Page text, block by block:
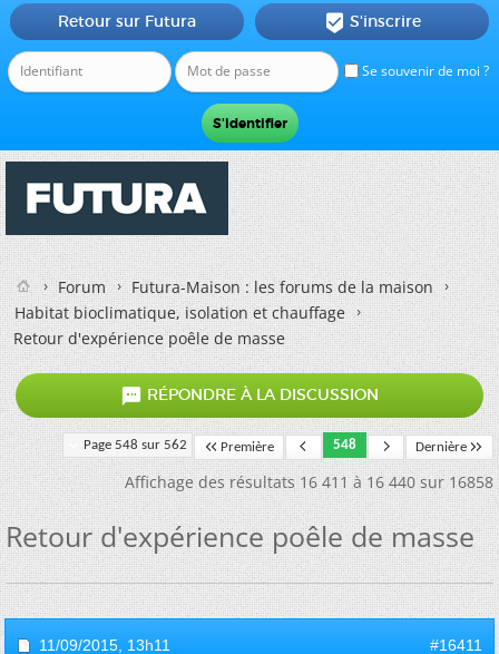
Se souvenir de moi ?
Retour sur Futura  S'inscrire
Forum
Futura-Maison : les forums de la maison
Habitat bioclimatique, isolation et chauffage
Retour d'expérience poêle de masse
 RÉPONDRE À LA DISCUSSION
Page 548 sur 562 Première 548 Dernière
Affichage des résultats 16 411 à 16 440 sur 16858
Retour d'expérience poêle de masse
11/09/2015, 13h11 #16411